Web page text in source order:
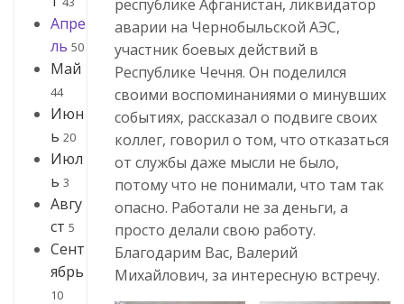
Апре
ль 50
Май
44
Июн
ь 20
Июл
ь 3
Авгу
ст 5
Сент
ябрь
10
республике Афганистан, ликвидатор
аварии на Чернобыльской АЭС,
участник боевых действий в
Республике Чечня. Он поделился
своими воспоминаниями о минувших
событиях, рассказал о подвиге своих
коллег, говорил о том, что отказаться
от службы даже мысли не было,
потому что не понимали, что там так
опасно. Работали не за деньги, а
просто делали свою работу.
Благодарим Вас, Валерий
Михайлович, за интересную встречу.